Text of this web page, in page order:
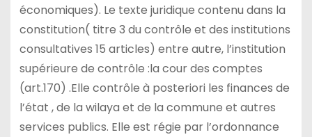
économiques). Le texte juridique contenu dans la
constitution( titre 3 du contrôle et des institutions
consultatives 15 articles) entre autre, l’institution
supérieure de contrôle :la cour des comptes
(art.170) .Elle contrôle à posteriori les finances de
l’état , de la wilaya et de la commune et autres
services publics. Elle est régie par l’ordonnance